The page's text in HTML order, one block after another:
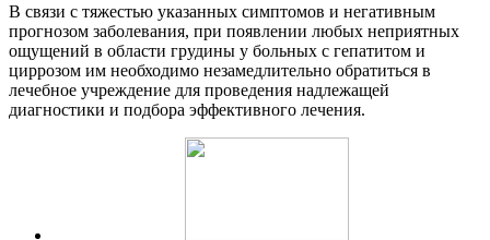
В связи с тяжестью указанных симптомов и негативным
прогнозом заболевания, при появлении любых неприятных
ощущений в области грудины у больных с гепатитом и
циррозом им необходимо незамедлительно обратиться в
лечебное учреждение для проведения надлежащей
диагностики и подбора эффективного лечения.